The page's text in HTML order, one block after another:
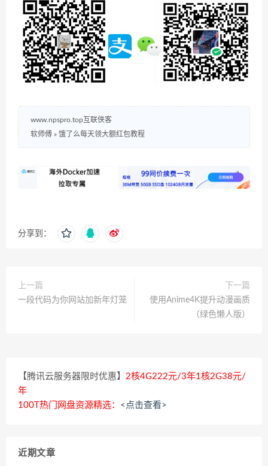
www.npspro.top互联侠客
软师傅 » 饿了么每天领大额红包教程
分享到：
上一篇
一段代码为你网站加新年灯笼
下一篇
使用Anime4K提升动漫画质
（绿色懒人版）
【腾讯云服务器限时优惠】 2核4G222元/3年1核2G38元/
年
100T热门网盘资源精选： <点击查看>
近期文章